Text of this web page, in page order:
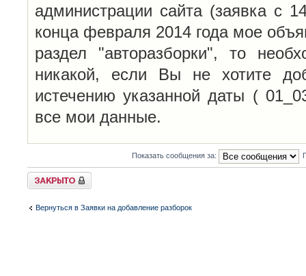
администрации сайта (заявка с
конца февраля 2014 года мое
раздел "авторазборки", то
никакой, если Вы не хотите
истечению указанной даты (
все мои данные.
Показать сообщения за:
Закрыто
Вернуться в Заявки на добавление разборок